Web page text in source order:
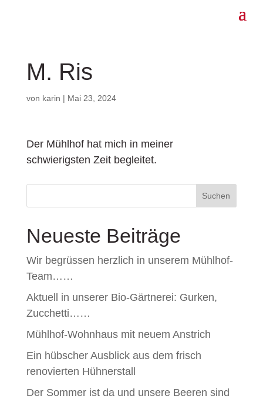
M. Ris
von karin | Mai 23, 2024
Der Mühlhof hat mich in meiner
schwierigsten Zeit begleitet.
Suchen
Neueste Beiträge
Wir begrüssen herzlich in unserem Mühlhof-
Team……
Aktuell in unserer Bio-Gärtnerei: Gurken,
Zucchetti……
Mühlhof-Wohnhaus mit neuem Anstrich
Ein hübscher Ausblick aus dem frisch
renovierten Hühnerstall
Der Sommer ist da und unsere Beeren sind